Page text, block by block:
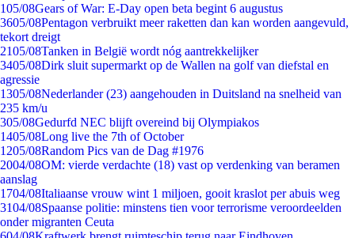
105/08Gears of War: E-Day open beta begint 6 augustus
3605/08Pentagon verbruikt meer raketten dan kan worden aangevuld,
tekort dreigt
2105/08Tanken in België wordt nóg aantrekkelijker
3405/08Dirk sluit supermarkt op de Wallen na golf van diefstal en
agressie
1305/08Nederlander (23) aangehouden in Duitsland na snelheid van
235 km/u
305/08Gedurfd NEC blijft overeind bij Olympiakos
1405/08Long live the 7th of October
1205/08Random Pics van de Dag #1976
2004/08OM: vierde verdachte (18) vast op verdenking van beramen
aanslag
1704/08Italiaanse vrouw wint 1 miljoen, gooit kraslot per abuis weg
3104/08Spaanse politie: minstens tien voor terrorisme veroordeelden
onder migranten Ceuta